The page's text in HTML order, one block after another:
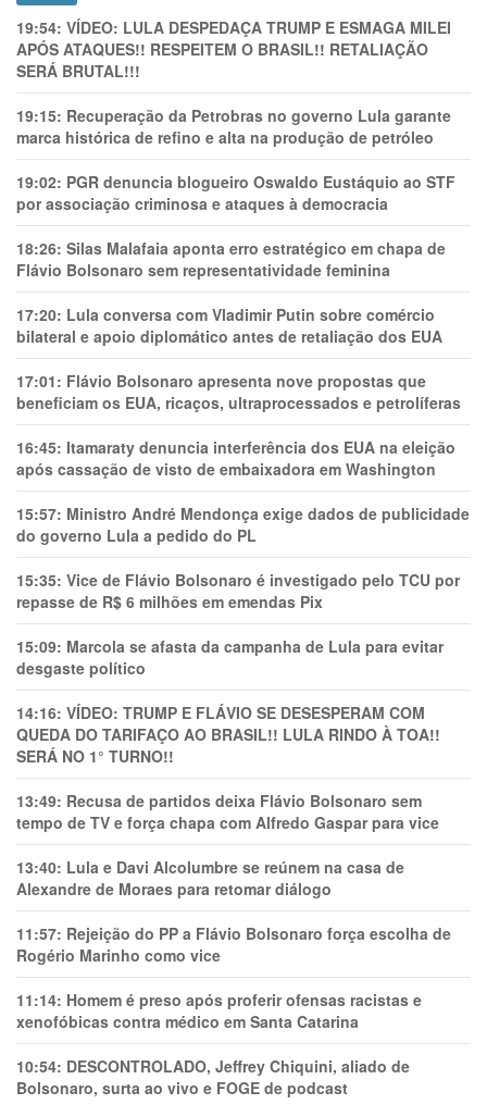
19:54: VÍDEO: LULA DESPEDAÇA TRUMP E ESMAGA MILEI
APÓS ATAQUES!! RESPEITEM O BRASIL!! RETALIAÇÃO
SERÁ BRUTAL!!!
19:15: Recuperação da Petrobras no governo Lula garante
marca histórica de refino e alta na produção de petróleo
19:02: PGR denuncia blogueiro Oswaldo Eustáquio ao STF
por associação criminosa e ataques à democracia
18:26: Silas Malafaia aponta erro estratégico em chapa de
Flávio Bolsonaro sem representatividade feminina
17:20: Lula conversa com Vladimir Putin sobre comércio
bilateral e apoio diplomático antes de retaliação dos EUA
17:01: Flávio Bolsonaro apresenta nove propostas que
beneficiam os EUA, ricaços, ultraprocessados e petrolíferas
16:45: Itamaraty denuncia interferência dos EUA na eleição
após cassação de visto de embaixadora em Washington
15:57: Ministro André Mendonça exige dados de publicidade
do governo Lula a pedido do PL
15:35: Vice de Flávio Bolsonaro é investigado pelo TCU por
repasse de R$ 6 milhões em emendas Pix
15:09: Marcola se afasta da campanha de Lula para evitar
desgaste político
14:16: VÍDEO: TRUMP E FLÁVIO SE DESESPERAM COM
QUEDA DO TARIFAÇO AO BRASIL!! LULA RINDO À TOA!!
SERÁ NO 1° TURNO!!
13:49: Recusa de partidos deixa Flávio Bolsonaro sem
tempo de TV e força chapa com Alfredo Gaspar para vice
13:40: Lula e Davi Alcolumbre se reúnem na casa de
Alexandre de Moraes para retomar diálogo
11:57: Rejeição do PP a Flávio Bolsonaro força escolha de
Rogério Marinho como vice
11:14: Homem é preso após proferir ofensas racistas e
xenofóbicas contra médico em Santa Catarina
10:54: DESCONTROLADO, Jeffrey Chiquini, aliado de
Bolsonaro, surta ao vivo e FOGE de podcast